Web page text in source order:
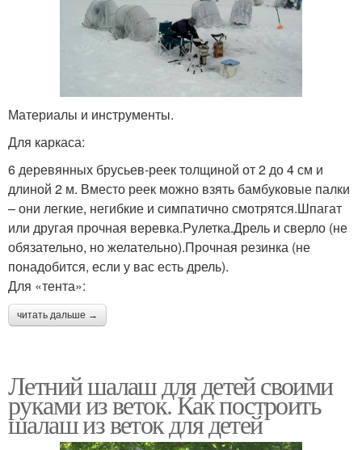
Материалы и инструменты.
Для каркаса:
6 деревянных брусьев-реек толщиной от 2 до 4 см и
длиной 2 м. Вместо реек можно взять бамбуковые палки
– они легкие, негибкие и симпатично смотрятся.Шпагат
или другая прочная веревка.Рулетка.Дрель и сверло (не
обязательно, но желательно).Прочная резинка (не
понадобится, если у вас есть дрель).
Для «тента»:
читать дальше →
Летний шалаш для детей своими
руками из веток. Как построить
шалаш из веток для детей